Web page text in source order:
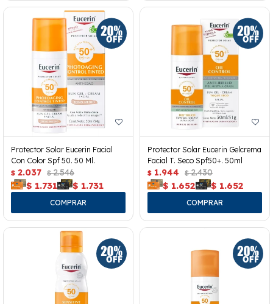
Protector Solar Eucerin Facial
Con Color Spf 50. 50 Ml.
$ 2.037 $ 2.546
$ 1.731 $ 1.731
Protector Solar Eucerin Gelcrema
Facial T. Seco Spf50+. 50ml
$ 1.944 $ 2.430
$ 1.652 $ 1.652